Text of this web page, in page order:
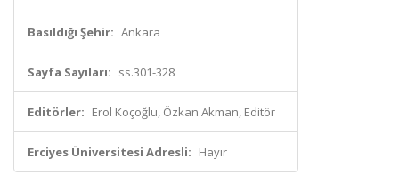
Basıldığı Şehir: Ankara
Sayfa Sayıları: ss.301-328
Editörler: Erol Koçoğlu, Özkan Akman, Editör
Erciyes Üniversitesi Adresli: Hayır